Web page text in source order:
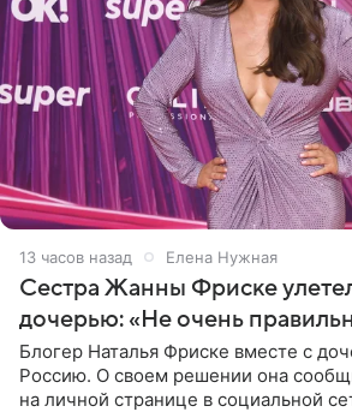
13 часов назад Елена Нужная
Сестра Жанны Фриске
дочерью: «Не очень
Блогер Наталья Фриске вместе с
Россию. О своем решении она
на личной странице в социальной